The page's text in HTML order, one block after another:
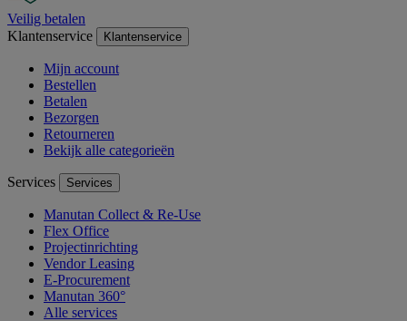
Veilig betalen
Klantenservice
Klantenservice
Mijn account
Bestellen
Betalen
Bezorgen
Retourneren
Bekijk alle categorieën
Services Services
Manutan Collect & Re-Use
Flex Office
Projectinrichting
Vendor Leasing
E-Procurement
Manutan 360°
Alle services